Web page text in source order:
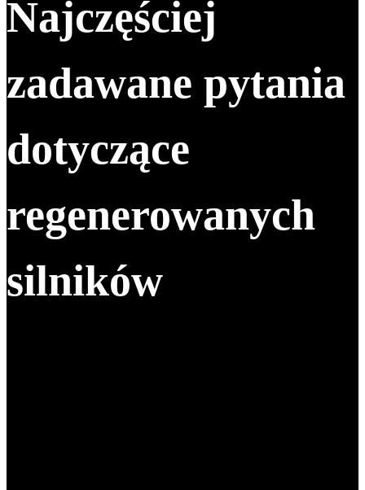
Najczęściej
zadawane pytania
dotyczące
regenerowanych
silników